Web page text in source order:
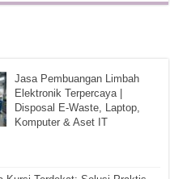
Jasa Pembuangan Limbah
Elektronik Terpercaya |
Disposal E-Waste, Laptop,
Komputer & Aset IT